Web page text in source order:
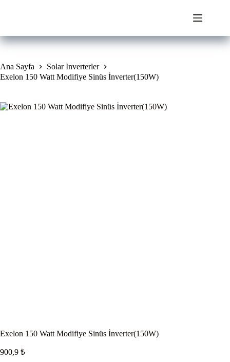
Ana Sayfa
Solar Inverterler
Exelon 150 Watt Modifiye Sinüs İnverter(150W)
Exelon 150 Watt Modifiye Sinüs İnverter(150W)
900,9 ₺